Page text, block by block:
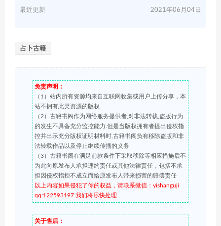
最近更新 2021年06月04日
占卜古籍
免责声明：
（1）站内所有资源均来自互联网收集或用户上传分享，本
站不拥有此类资源的版权
（2）古籍书阁作为网络服务提供者,对非法转载,盗版行为
的发生不具备充分监控能力.但是当版权拥有者提出侵权指
控并出示充分版权证明材料时,古籍书阁负有移除盗版和非
法转载作品以及停止继续传播的义务
（3）古籍书阁在满足前款条件下采取移除等相应措施后不
为此向原发布人承担违约责任或其他法律责任，包括不承
担因侵权指控不成立而给原发布人带来损害的赔偿责任
以上内容如果侵犯了你的权益，请联系微信：yishanguji
qq:122593197 我们将尽快处理
关于售后：